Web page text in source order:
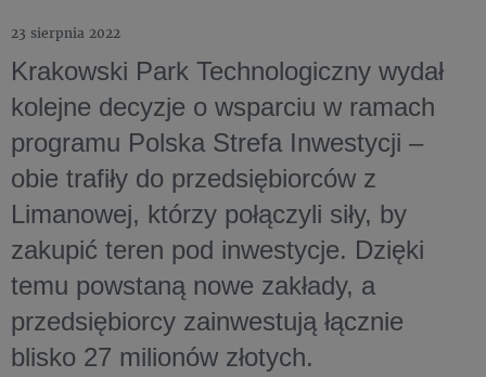
23 sierpnia 2022
Krakowski Park Technologiczny wydał
kolejne decyzje o wsparciu w ramach
programu Polska Strefa Inwestycji –
obie trafiły do przedsiębiorców z
Limanowej, którzy połączyli siły, by
zakupić teren pod inwestycje. Dzięki
temu powstaną nowe zakłady, a
przedsiębiorcy zainwestują łącznie
blisko 27 milionów złotych.